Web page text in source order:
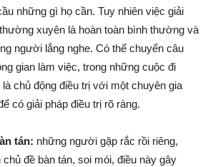
những gì họ cần. Tuy nhiên việc giải
xuyên là hoàn toàn bình thường và
người lắng nghe. Có thể chuyển câu
gian làm việc, trong những cuộc đi
chủ động điều trị với một chuyên gia
có giải pháp điều trị rõ ràng.
tán: những người gặp rắc rồi riêng,
đề bàn tán, soi mói, điều này gây